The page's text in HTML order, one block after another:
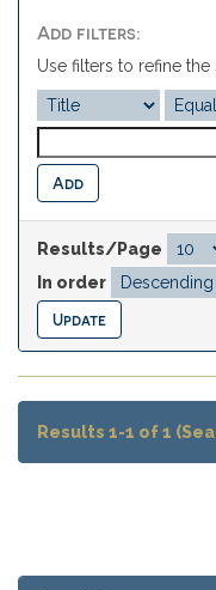
Add filters:
Use filters to refine the
Results/Page
In order
Results 1-1 of 1